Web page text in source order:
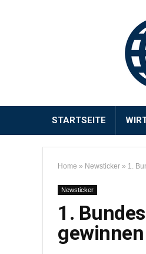
STARTSEITE
Home » Newsticker » 1.
Newsticker
1.